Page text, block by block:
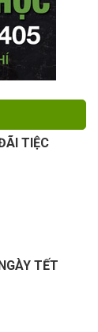
TIỆC
TẾT